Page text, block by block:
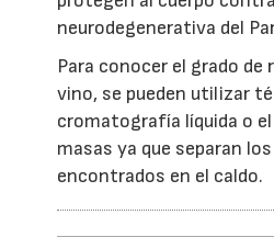
neurodegenerativa del
Para conocer el grado de
vino, se pueden utilizar
cromatografía líquida o
masas ya que separan
encontrados en el caldo.